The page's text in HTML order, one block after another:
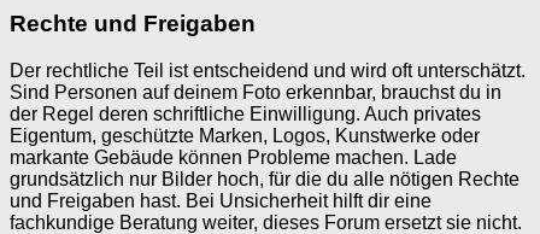
Rechte und Freigaben
Der rechtliche Teil ist entscheidend und wird oft unterschätzt.
Sind Personen auf deinem Foto erkennbar, brauchst du in
der Regel deren schriftliche Einwilligung. Auch privates
Eigentum, geschützte Marken, Logos, Kunstwerke oder
markante Gebäude können Probleme machen. Lade
grundsätzlich nur Bilder hoch, für die du alle nötigen Rechte
und Freigaben hast. Bei Unsicherheit hilft dir eine
fachkundige Beratung weiter, dieses Forum ersetzt sie nicht.